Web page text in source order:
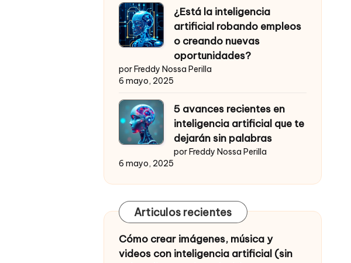
¿Está la inteligencia
artificial robando empleos
o creando nuevas
oportunidades?
por Freddy Nossa Perilla
6 mayo, 2025
5 avances recientes en
inteligencia artificial que te
dejarán sin palabras
por Freddy Nossa Perilla
6 mayo, 2025
Articulos recientes
Cómo crear imágenes, música y
videos con inteligencia artificial (sin